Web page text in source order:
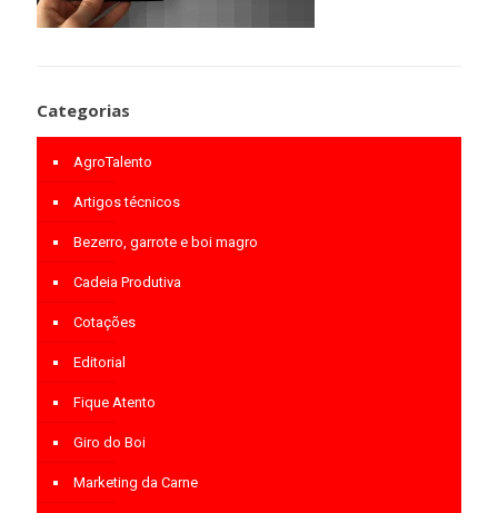
Categorias
AgroTalento
Artigos técnicos
Bezerro, garrote e boi magro
Cadeia Produtiva
Cotações
Editorial
Fique Atento
Giro do Boi
Marketing da Carne